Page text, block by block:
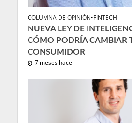
COLUMNA DE OPINIÓN•FINTECH
NUEVA LEY DE
CÓMO PODRÍA CAMBIAR
CONSUMIDOR
7 meses hace